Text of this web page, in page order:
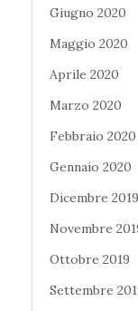
Giugno 2020
Maggio 2020
Aprile 2020
Marzo 2020
Febbraio 2020
Gennaio 2020
Dicembre 2019
Novembre
Ottobre 2019
Settembre